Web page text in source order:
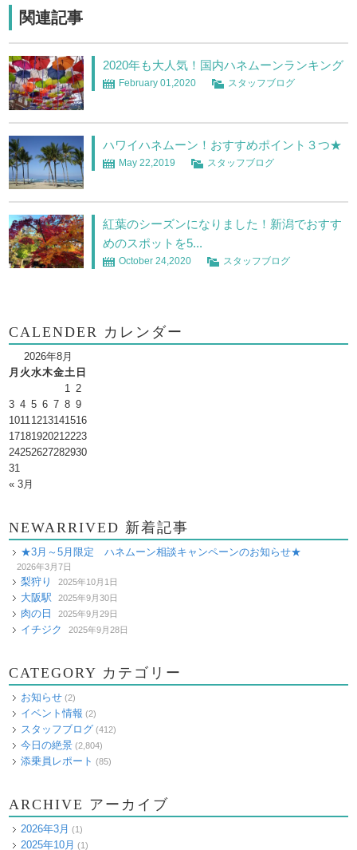
関連記事
2020年も大人気！国内ハネムーンランキング
February 01,2020 スタッフブログ
ハワイハネムーン！おすすめポイント３つ★
May 22,2019 スタッフブログ
紅葉のシーズンになりました！新潟でおすす
めのスポットを5...
October 24,2020 スタッフブログ
CALENDER カレンダー
2026年8月
月 火水木金土 日
1
2
3 4 5 6 7 8 9
1011 1213141516
1718192021 2223
24252627282930
31
« 3月
NEWARRIVED 新着記事
★3月～5月限定 ハネムーン相談キャンペーンのお知らせ★
2026年3月7日
梨狩り 2025年10月1日
大阪駅 2025年9月30日
肉の日 2025年9月29日
イチジク 2025年9月28日
CATEGORY カテゴリー
お知らせ (2)
イベント情報 (2)
スタッフブログ (412)
今日の絶景 (2,804)
添乗員レポート (85)
ARCHIVE アーカイブ
2026年3月 (1)
2025年10月 (1)